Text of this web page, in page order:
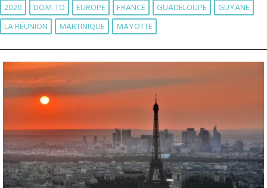
2020 DOM-TO EUROPE FRANCE GUADELOUPE
GUYANE
LA RÉUNION
MARTINIQUE MAYOTTE